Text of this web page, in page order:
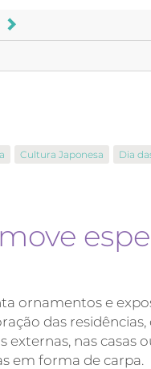
Cultura Japonesa Dia
ornamentos e
das
externas, nas casas
em forma de carpa.